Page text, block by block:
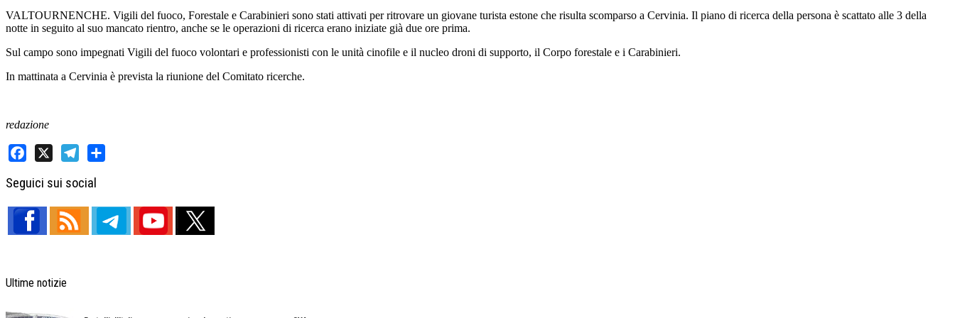
VALTOURNENCHE. Vigili del fuoco, Forestale e Carabinieri sono stati attivati per ritrovare un giovane turista estone che risulta scomparso a Cervinia. Il piano di ricerca della persona è scattato alle 3 della
notte in seguito al suo mancato rientro, anche se le operazioni di ricerca erano iniziate già due ore prima.
Sul campo sono impegnati Vigili del fuoco volontari e professionisti con le unità cinofile e il nucleo droni di supporto, il Corpo forestale e i Carabinieri.
In mattinata a Cervinia è prevista la riunione del Comitato ricerche.
redazione
Seguici sui social
Ultime notizie